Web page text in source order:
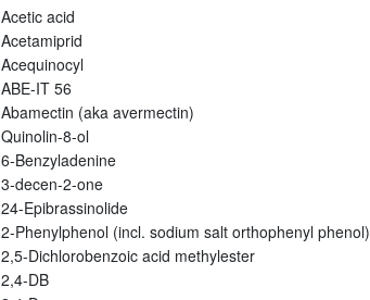
Acetic acid
Acetamiprid
Acequinocyl
ABE-IT 56
Abamectin (aka avermectin)
Quinolin-8-ol
6-Benzyladenine
3-decen-2-one
24-Epibrassinolide
2-Phenylphenol (incl. sodium salt orthophenyl phenol)
2,5-Dichlorobenzoic acid methylester
2,4-DB